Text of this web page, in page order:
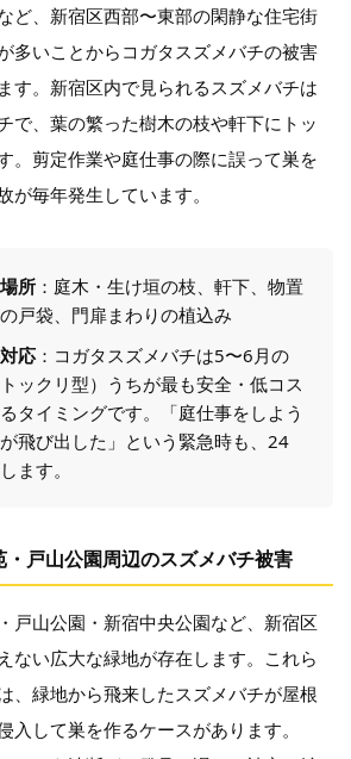
ど、新宿区西部〜東部の閑静な住宅街
多いことからコガタスズメバチの被害
す。新宿区内で見られるスズメバチは
で、葉の繁った樹木の枝や軒下にトッ
。剪定作業や庭仕事の際に誤って巣を
が毎年発生しています。
所：庭木・生け垣の枝、軒下、物置
戸袋、門扉まわりの植込み
応：コガタスズメバチは5〜6月の
ックリ型）うちが最も安全・低コス
タイミングです。「庭仕事をしよう
飛び出した」という緊急時も、24
ます。
・戸山公園周辺のスズメバチ被害
戸山公園・新宿中央公園など、新宿区
ない広大な緑地が存在します。これら
、緑地から飛来したスズメバチが屋根
入して巣を作るケースがあります。